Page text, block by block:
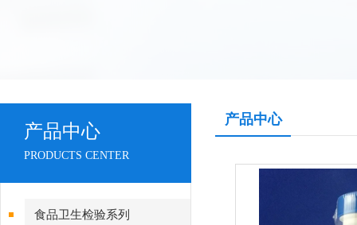
产品中心
PRODUCTS CENTER
食品卫生检验系列
产品中心